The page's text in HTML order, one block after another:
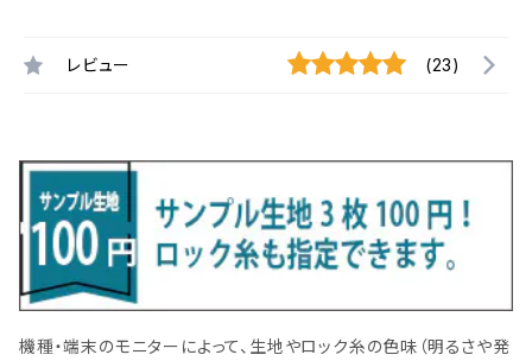
レビュー (23)
機種・端末のモニターによって、生地やロック糸の色味（明るさや発